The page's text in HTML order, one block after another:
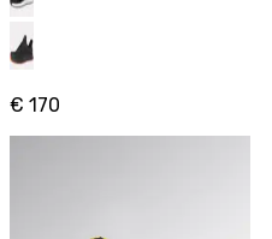
€ 170